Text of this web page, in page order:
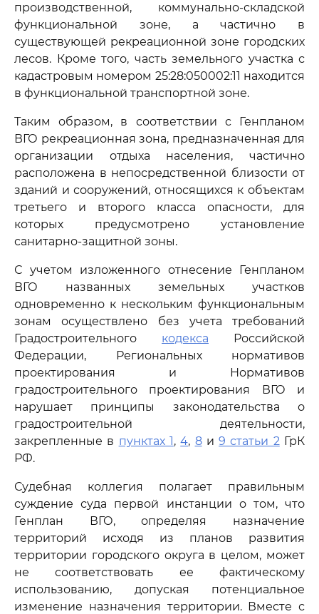
производственной, коммунально-складской
функциональной зоне, а частично в
существующей рекреационной зоне городских
лесов. Кроме того, часть земельного участка с
кадастровым номером 25:28:050002:11 находится
в функциональной транспортной зоне.
Таким образом, в соответствии с Генпланом
ВГО рекреационная зона, предназначенная для
организации отдыха населения, частично
расположена в непосредственной близости от
зданий и сооружений, относящихся к объектам
третьего и второго класса опасности, для
которых предусмотрено установление
санитарно-защитной зоны.
С учетом изложенного отнесение Генпланом
ВГО названных земельных участков
одновременно к нескольким функциональным
зонам осуществлено без учета требований
Градостроительного кодекса Российской
Федерации, Региональных нормативов
проектирования и Нормативов
градостроительного проектирования ВГО и
нарушает принципы законодательства о
градостроительной деятельности,
закрепленные в пунктах 1,4, 8и9 статьи 2ГрК
РФ.
Судебная коллегия полагает правильным
суждение суда первой инстанции о том, что
Генплан ВГО, определяя назначение
территорий исходя из планов развития
территории городского округа в целом, может
не соответствовать ее фактическому
использованию, допуская потенциальное
изменение назначения территории. Вместе с